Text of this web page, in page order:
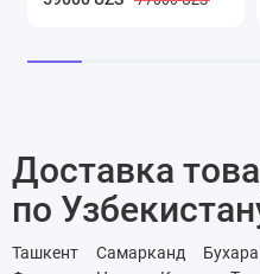
Доставка
по
Ташкент Самарканд Бухара